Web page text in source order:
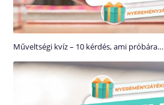
Műveltségi kvíz – 10 kérdés, ami próbára…